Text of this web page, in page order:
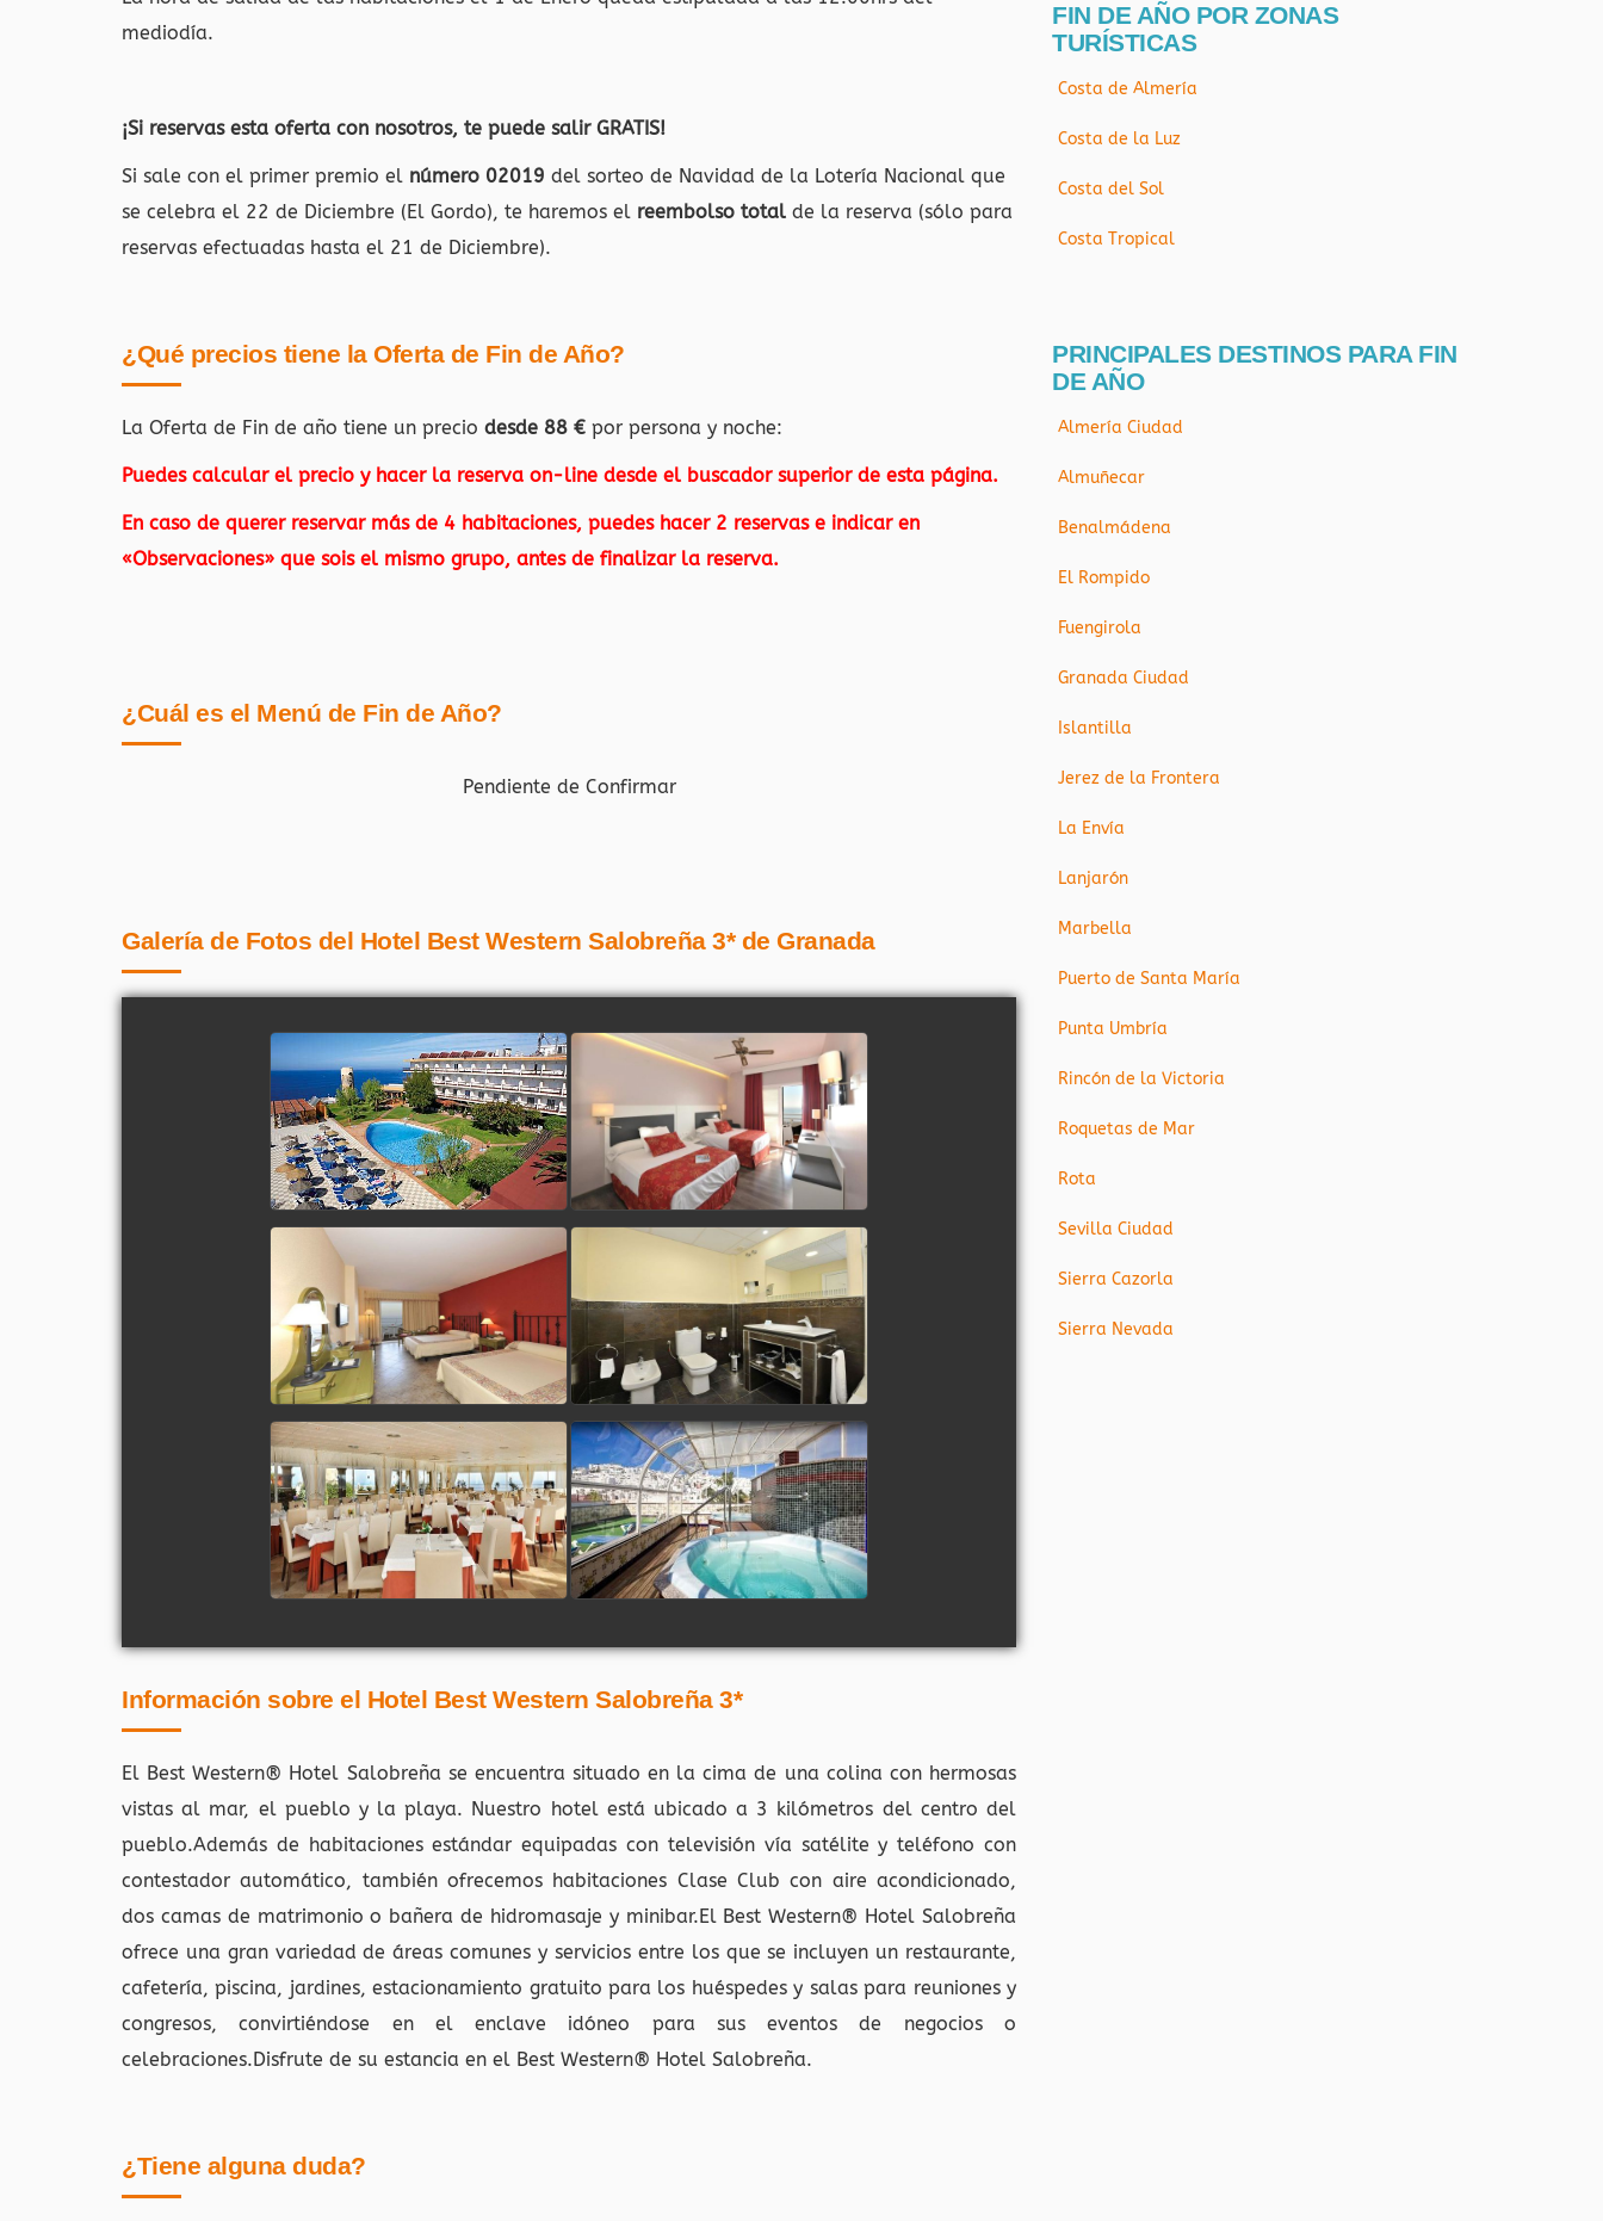
mediodía.
¡Si reservas esta oferta con nosotros, te puede salir GRATIS!
Si sale con el primer premio el número 02019 del sorteo de Navidad de la Lotería Nacional que
se celebra el 22 de Diciembre (El Gordo), te haremos el reembolso total de la reserva (sólo para
reservas efectuadas hasta el 21 de Diciembre).
¿Qué precios tiene la Oferta de Fin de Año?
La Oferta de Fin de año tiene un precio desde 88 € por persona y noche:
Puedes calcular el precio y hacer la reserva on-line desde el buscador superior de esta página.
En caso de querer reservar más de 4 habitaciones, puedes hacer 2 reservas e indicar en
«Observaciones» que sois el mismo grupo, antes de finalizar la reserva.
¿Cuál es el Menú de Fin de Año?
Pendiente de Confirmar
Galería de Fotos del Hotel Best Western Salobreña 3* de Granada
Información sobre el Hotel Best Western Salobreña 3*
El Best Western® Hotel Salobreña se encuentra situado en la cima de una colina con hermosas
vistas al mar, el pueblo y la playa. Nuestro hotel está ubicado a 3 kilómetros del centro del
pueblo.Además de habitaciones estándar equipadas con televisión vía satélite y teléfono con
contestador automático, también ofrecemos habitaciones Clase Club con aire acondicionado,
dos camas de matrimonio o bañera de hidromasaje y minibar.El Best Western® Hotel Salobreña
ofrece una gran variedad de áreas comunes y servicios entre los que se incluyen un restaurante,
cafetería, piscina, jardines, estacionamiento gratuito para los huéspedes y salas para reuniones y
congresos, convirtiéndose en el enclave idóneo para sus eventos de negocios o
celebraciones.Disfrute de su estancia en el Best Western® Hotel Salobreña.
¿Tiene alguna duda?
FIN DE AÑO POR ZONAS
TURÍSTICAS
Costa de Almería
Costa de la Luz
Costa del Sol
Costa Tropical
PRINCIPALES DESTINOS PARA FIN
DE AÑO
Almería Ciudad
Almuñecar
Benalmádena
El Rompido
Fuengirola
Granada Ciudad
Islantilla
Jerez de la Frontera
La Envía
Lanjarón
Marbella
Puerto de Santa María
Punta Umbría
Rincón de la Victoria
Roquetas de Mar
Rota
Sevilla Ciudad
Sierra Cazorla
Sierra Nevada